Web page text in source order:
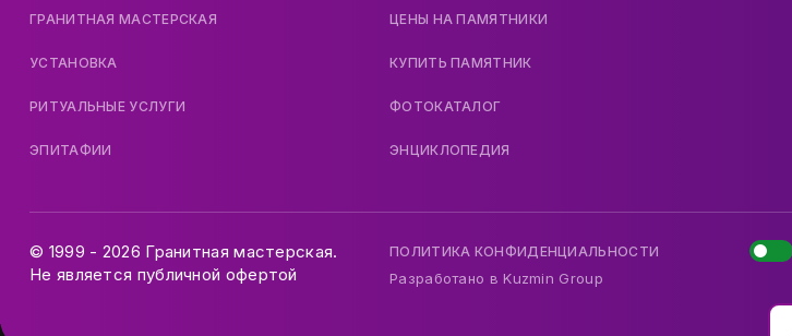
ГРАНИТНАЯ МАСТЕРСКАЯ
УСТАНОВКА
РИТУАЛЬНЫЕ УСЛУГИ
ЭПИТАФИИ
ЦЕНЫ НА ПАМЯТНИКИ
КУПИТЬ ПАМЯТНИК
ФОТОКАТАЛОГ
ЭНЦИКЛОПЕДИЯ
© 1999 - 2026 Гранитная мастерская.
Не является публичной офертой
ПОЛИТИКА КОНФИДЕНЦИАЛЬНОСТИ
Разработано вKuzmin Group